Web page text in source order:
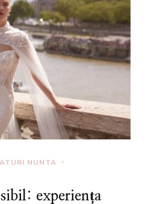
NUNTA
experiența